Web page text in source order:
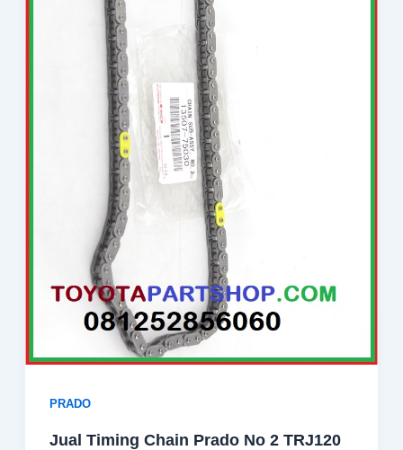
PRADO
Jual Timing Chain Prado No 2 TRJ120